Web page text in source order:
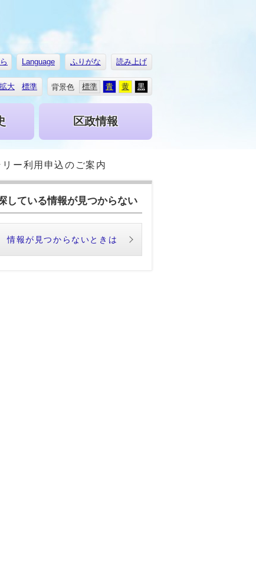
Language ふりがな 読み上げ
拡大 標準 背景色 標準 青 黄 黒
区政情報
ー利用申込のご案内
している情報が見つからない
情報が見つからないときは